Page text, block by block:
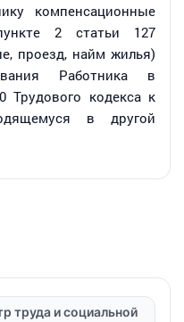
компенсационные
2 статьи 127
проезд, найм жилья)
Работника в
Трудового кодекса к
в другой
труда и социальной